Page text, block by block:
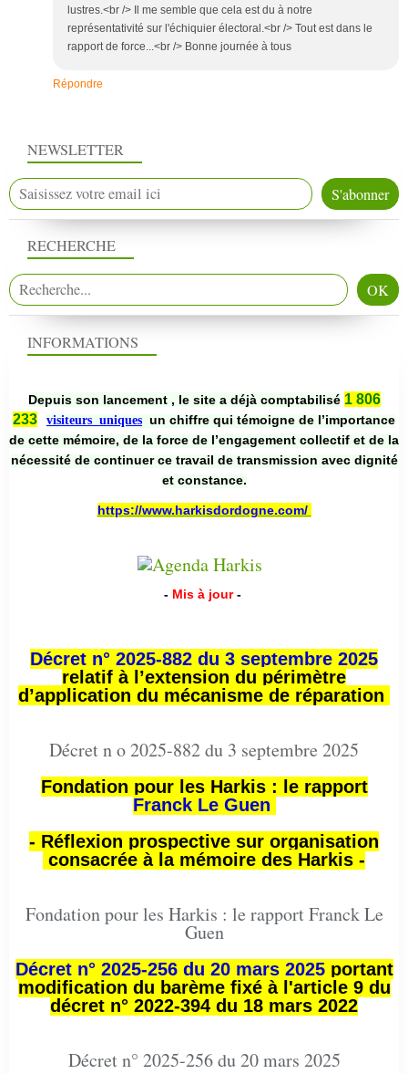
lustres.<br /> Il me semble que cela est du à notre
représentativité sur l'échiquier électoral.<br /> Tout est dans le
rapport de force...<br /> Bonne journée à tous
Répondre
NEWSLETTER
RECHERCHE
INFORMATIONS
Depuis son lancement , le site a déjà comptabilisé 1 806
233
visiteurs uniques un chiffre qui témoigne de l’importance
de cette mémoire, de la force de l’engagement collectif et de la
nécessité de continuer ce travail de transmission avec dignité
et constance.
https://www.harkisdordogne.com/
- Mis à jour -
Décret n° 2025-882 du 3 septembre 2025
relatif à l’extension du périmètre
d’application du mécanisme de réparation
Décret n o 2025-882 du 3 septembre 2025
Fondation pour les Harkis : le rapport
Franck Le Guen
- Réflexion prospective sur organisation
consacrée à la mémoire des Harkis -
Fondation pour les Harkis : le rapport Franck Le
Guen
Décret n° 2025-256 du 20 mars 2025portant
modification du barème fixé à l'article 9 du
décret n° 2022-394 du 18 mars 2022
Décret n° 2025-256 du 20 mars 2025